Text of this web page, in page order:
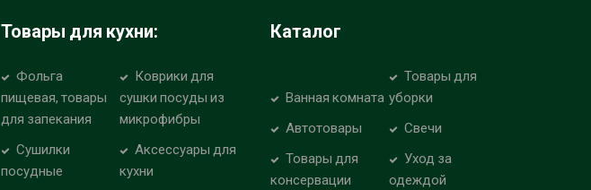
Товары для кухни:
Фольга
пищевая, товары
для запекания
Коврики для
сушки посуды из
микрофибры
Сушилки
посудные
Аксессуары для
кухни
Каталог
Ванная комната
Товары для
уборки
Автотовары
Свечи
Товары для
консервации
Уход за
одеждой